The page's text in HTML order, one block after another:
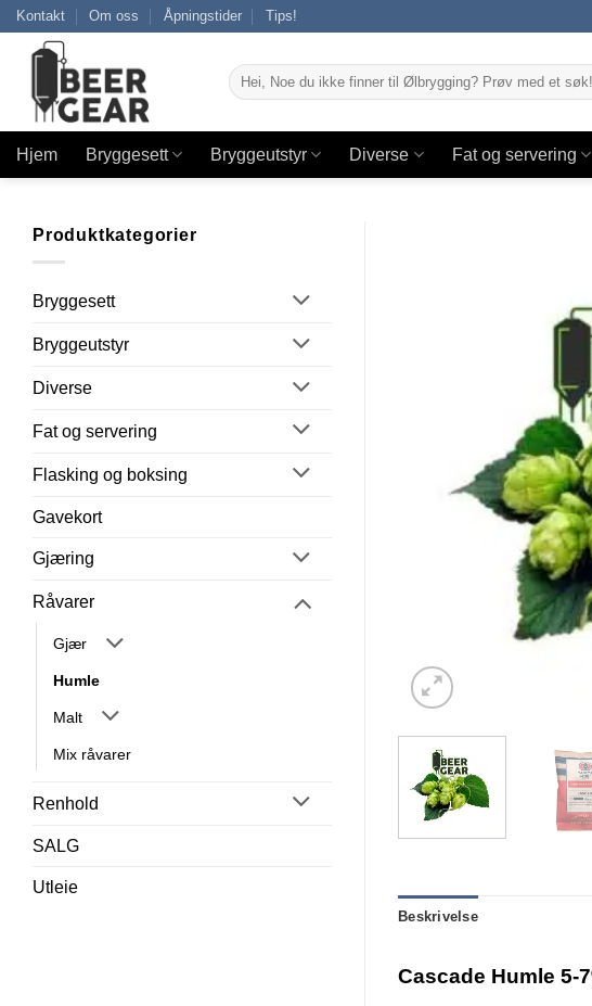
SkipKontakt Om oss Åpningstider Tips!
Søk
etter:
Hjem Bryggesett Bryggeutstyr Diverse Fat og servering
Produktkategorier
Bryggesett
Bryggeutstyr
Diverse
Fat og servering
Flasking og boksing
Gavekort
Gjæring
Råvarer
Gjær
Humle
Malt
Mix råvarer
Renhold
SALG
Utleie
Beskrivelse
Cascade Humle 5-